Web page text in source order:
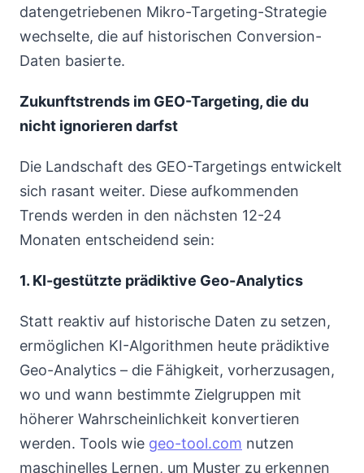
datengetriebenen Mikro-Targeting-Strategie
wechselte, die auf historischen Conversion-
Daten basierte.
Zukunftstrends im GEO-Targeting, die du
nicht ignorieren darfst
Die Landschaft des GEO-Targetings entwickelt
sich rasant weiter. Diese aufkommenden
Trends werden in den nächsten 12-24
Monaten entscheidend sein:
1. KI-gestützte prädiktive Geo-Analytics
Statt reaktiv auf historische Daten zu setzen,
ermöglichen KI-Algorithmen heute prädiktive
Geo-Analytics – die Fähigkeit, vorherzusagen,
wo und wann bestimmte Zielgruppen mit
höherer Wahrscheinlichkeit konvertieren
werden. Tools wie geo-tool.com nutzen
maschinelles Lernen, um Muster zu erkennen